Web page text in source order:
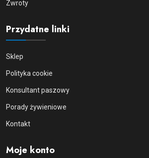
Zwroty
Przydatne linki
Sklep
Polityka cookie
Konsultant paszowy
Porady żywieniowe
Kontakt
Moje konto